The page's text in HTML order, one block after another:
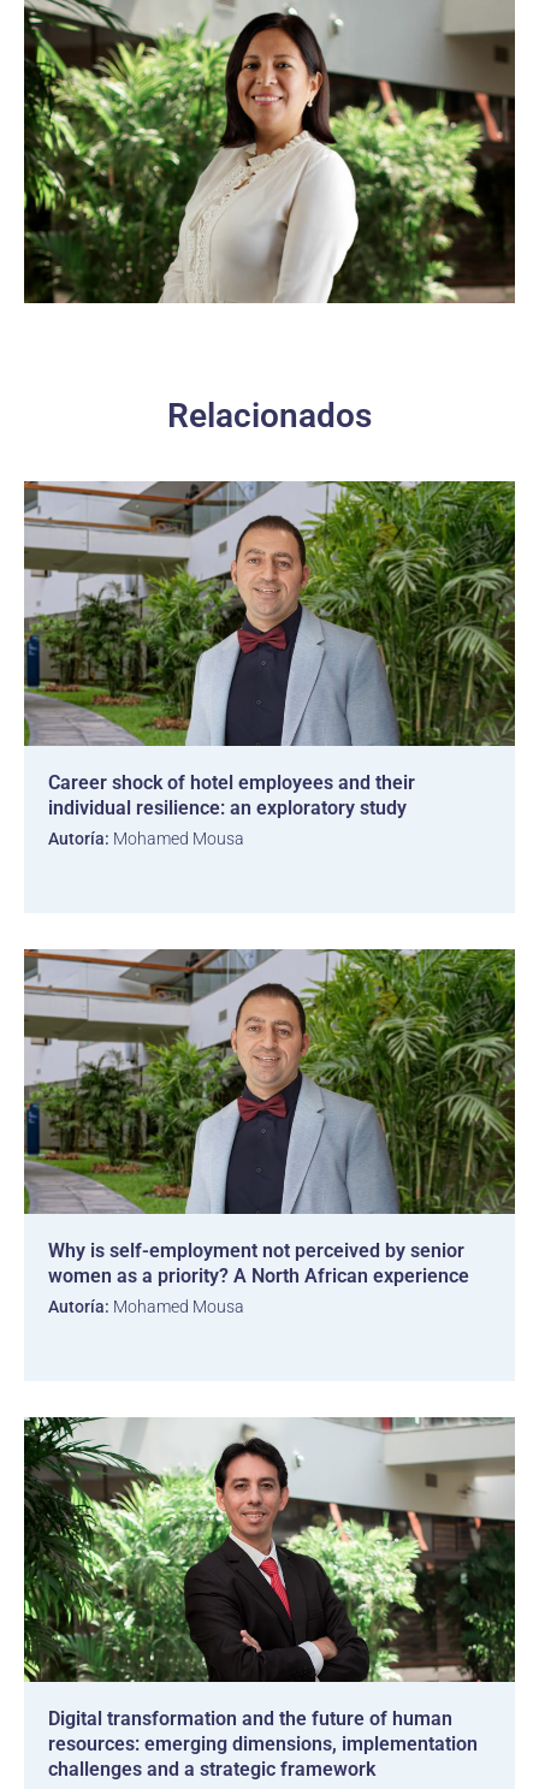
Relacionados
Career shock of hotel employees and their
individual resilience: an exploratory study
Autoría: Mohamed Mousa
Why is self-employment not perceived by senior
women as a priority? A North African experience
Autoría: Mohamed Mousa
Digital transformation and the future of human
resources: emerging dimensions, implementation
challenges and a strategic framework